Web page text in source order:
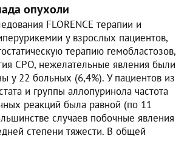
опухоли
FLORENCE терапии и
у взрослых пациентов,
терапию гемобластозов,
СРО, нежелательные явления были
у 22 больных (6,4%). У пациентов из
и группы аллопуринола частота
реакций была равной (по 11
случаев побочные явления
степени тяжести. В общей